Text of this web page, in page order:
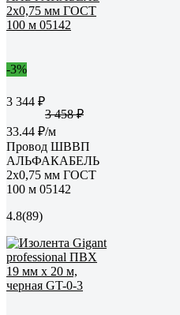
-3%
3 344 ₽
3 458 ₽
33.44 ₽/м
Провод ШВВП
АЛЬФАКАБЕЛЬ
2х0,75 мм ГОСТ
100 м 05142
4.8(89)